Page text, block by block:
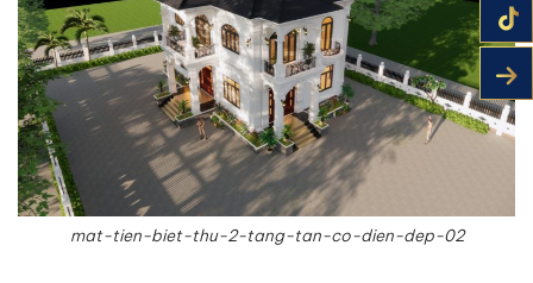
mat-tien-biet-thu-2-tang-tan-co-dien-dep-02